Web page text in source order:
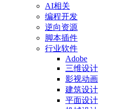
AI相关
编程开发
逆向资源
脚本插件
行业软件
Adobe
三维设计
影视动画
建筑设计
平面设计